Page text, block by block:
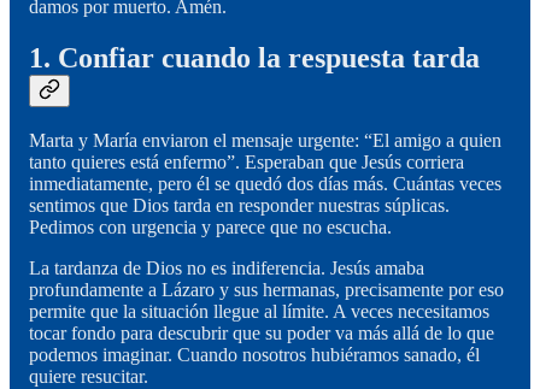
damos por muerto. Amén.
1. Confiar cuando la respuesta tarda
Marta y María enviaron el mensaje urgente: “El amigo a quien
tanto quieres está enfermo”. Esperaban que Jesús corriera
inmediatamente, pero él se quedó dos días más. Cuántas veces
sentimos que Dios tarda en responder nuestras súplicas.
Pedimos con urgencia y parece que no escucha.
La tardanza de Dios no es indiferencia. Jesús amaba
profundamente a Lázaro y sus hermanas, precisamente por eso
permite que la situación llegue al límite. A veces necesitamos
tocar fondo para descubrir que su poder va más allá de lo que
podemos imaginar. Cuando nosotros hubiéramos sanado, él
quiere resucitar.